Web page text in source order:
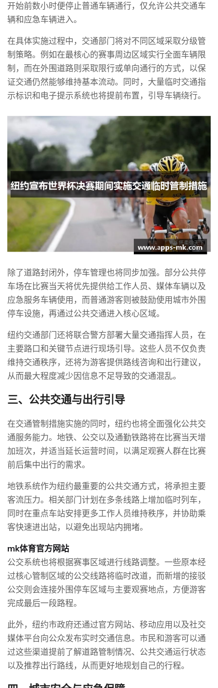
开始前数小时便停止普通车辆通行，仅允许公共交通车
辆和应急车辆进入。
在具体实施过程中，交通部门将对不同区域采取分级管
制策略。例如在最核心的赛事周边区域实行全面车辆限
制，而在外围道路则采取限行或单向通行的方式，以保
证交通仍然能够维持基本流动。同时，大量临时交通指
示标识和电子提示系统也将提前布置，引导车辆绕行。
除了道路封闭外，停车管理也将同步加强。部分公共停
车场在比赛当天将优先提供给工作人员、媒体车辆以及
应急服务车辆使用，而普通游客则被鼓励使用城市外围
停车设施，再通过公共交通进入核心区域。
纽约交通部门还将联合警方部署大量交通指挥人员，在
主要路口和关键节点进行现场引导。这些人员不仅负责
维持交通秩序，还将为游客提供路线咨询和出行建议，
从而最大程度减少因信息不足导致的交通混乱。
三、公共交通与出行引导
在交通管制措施实施的同时，纽约也将全面强化公共交
通服务能力。地铁、公交以及通勤铁路将在比赛当天增
加班次，并适当延长运营时间，以满足观赛人群在比赛
前后集中出行的需求。
地铁系统作为纽约最重要的公共交通方式，将承担主要
客流压力。相关部门计划在多条线路上增加临时列车，
同时在重点车站安排更多工作人员维持秩序，并协助乘
客快速进出站，以避免出现站内拥堵。
mk体育官方网站
公交系统也将根据赛事区域进行线路调整。一些原本经
过核心管制区域的公交线路将临时改道，而新增的接驳
公交则会连接外围停车区域与主要观赛地点，方便游客
完成最后一段路程。
此外，纽约市政府还通过官方网站、移动应用以及社交
媒体平台向公众发布实时交通信息。市民和游客可以通
过这些渠道提前了解道路管制情况、公共交通运行状态
以及推荐出行路线，从而更好地规划自己的行程。